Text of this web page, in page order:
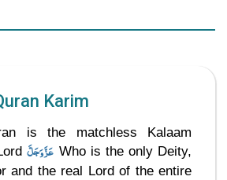
Karim
is the matchless Kalaam
عَزَّوَجَلَّ Who is the only Deity,
and the real Lord of the entire